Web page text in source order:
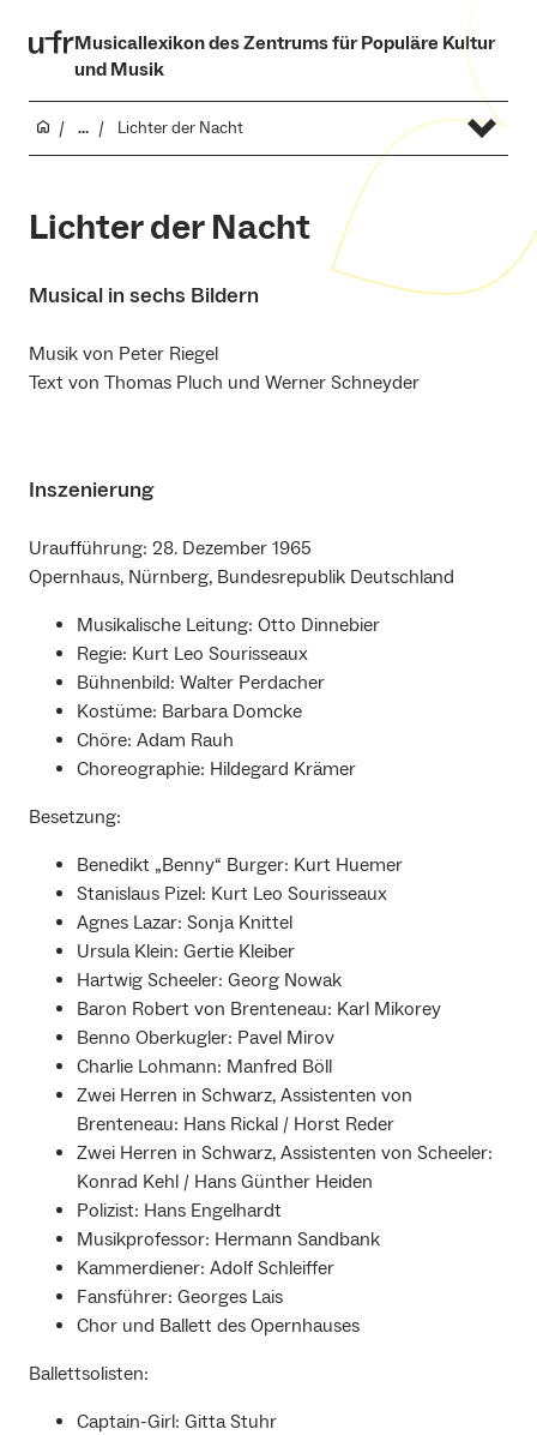
Musicallexikon des Zentrums für Populäre Kultur
und Musik
... Lichter der Nacht
Lichter der Nacht
Musical in sechs Bildern
Musik von Peter Riegel
Text von Thomas Pluch und Werner Schneyder
Inszenierung
Uraufführung: 28. Dezember 1965
Opernhaus, Nürnberg, Bundesrepublik Deutschland
Musikalische Leitung: Otto Dinnebier
Regie: Kurt Leo Sourisseaux
Bühnenbild: Walter Perdacher
Kostüme: Barbara Domcke
Chöre: Adam Rauh
Choreographie: Hildegard Krämer
Besetzung:
Benedikt „Benny“ Burger: Kurt Huemer
Stanislaus Pizel: Kurt Leo Sourisseaux
Agnes Lazar: Sonja Knittel
Ursula Klein: Gertie Kleiber
Hartwig Scheeler: Georg Nowak
Baron Robert von Brenteneau: Karl Mikorey
Benno Oberkugler: Pavel Mirov
Charlie Lohmann: Manfred Böll
Zwei Herren in Schwarz, Assistenten von
Brenteneau: Hans Rickal / Horst Reder
Zwei Herren in Schwarz, Assistenten von Scheeler:
Konrad Kehl / Hans Günther Heiden
Polizist: Hans Engelhardt
Musikprofessor: Hermann Sandbank
Kammerdiener: Adolf Schleiffer
Fansführer: Georges Lais
Chor und Ballett des Opernhauses
Ballettsolisten:
Captain-Girl: Gitta Stuhr